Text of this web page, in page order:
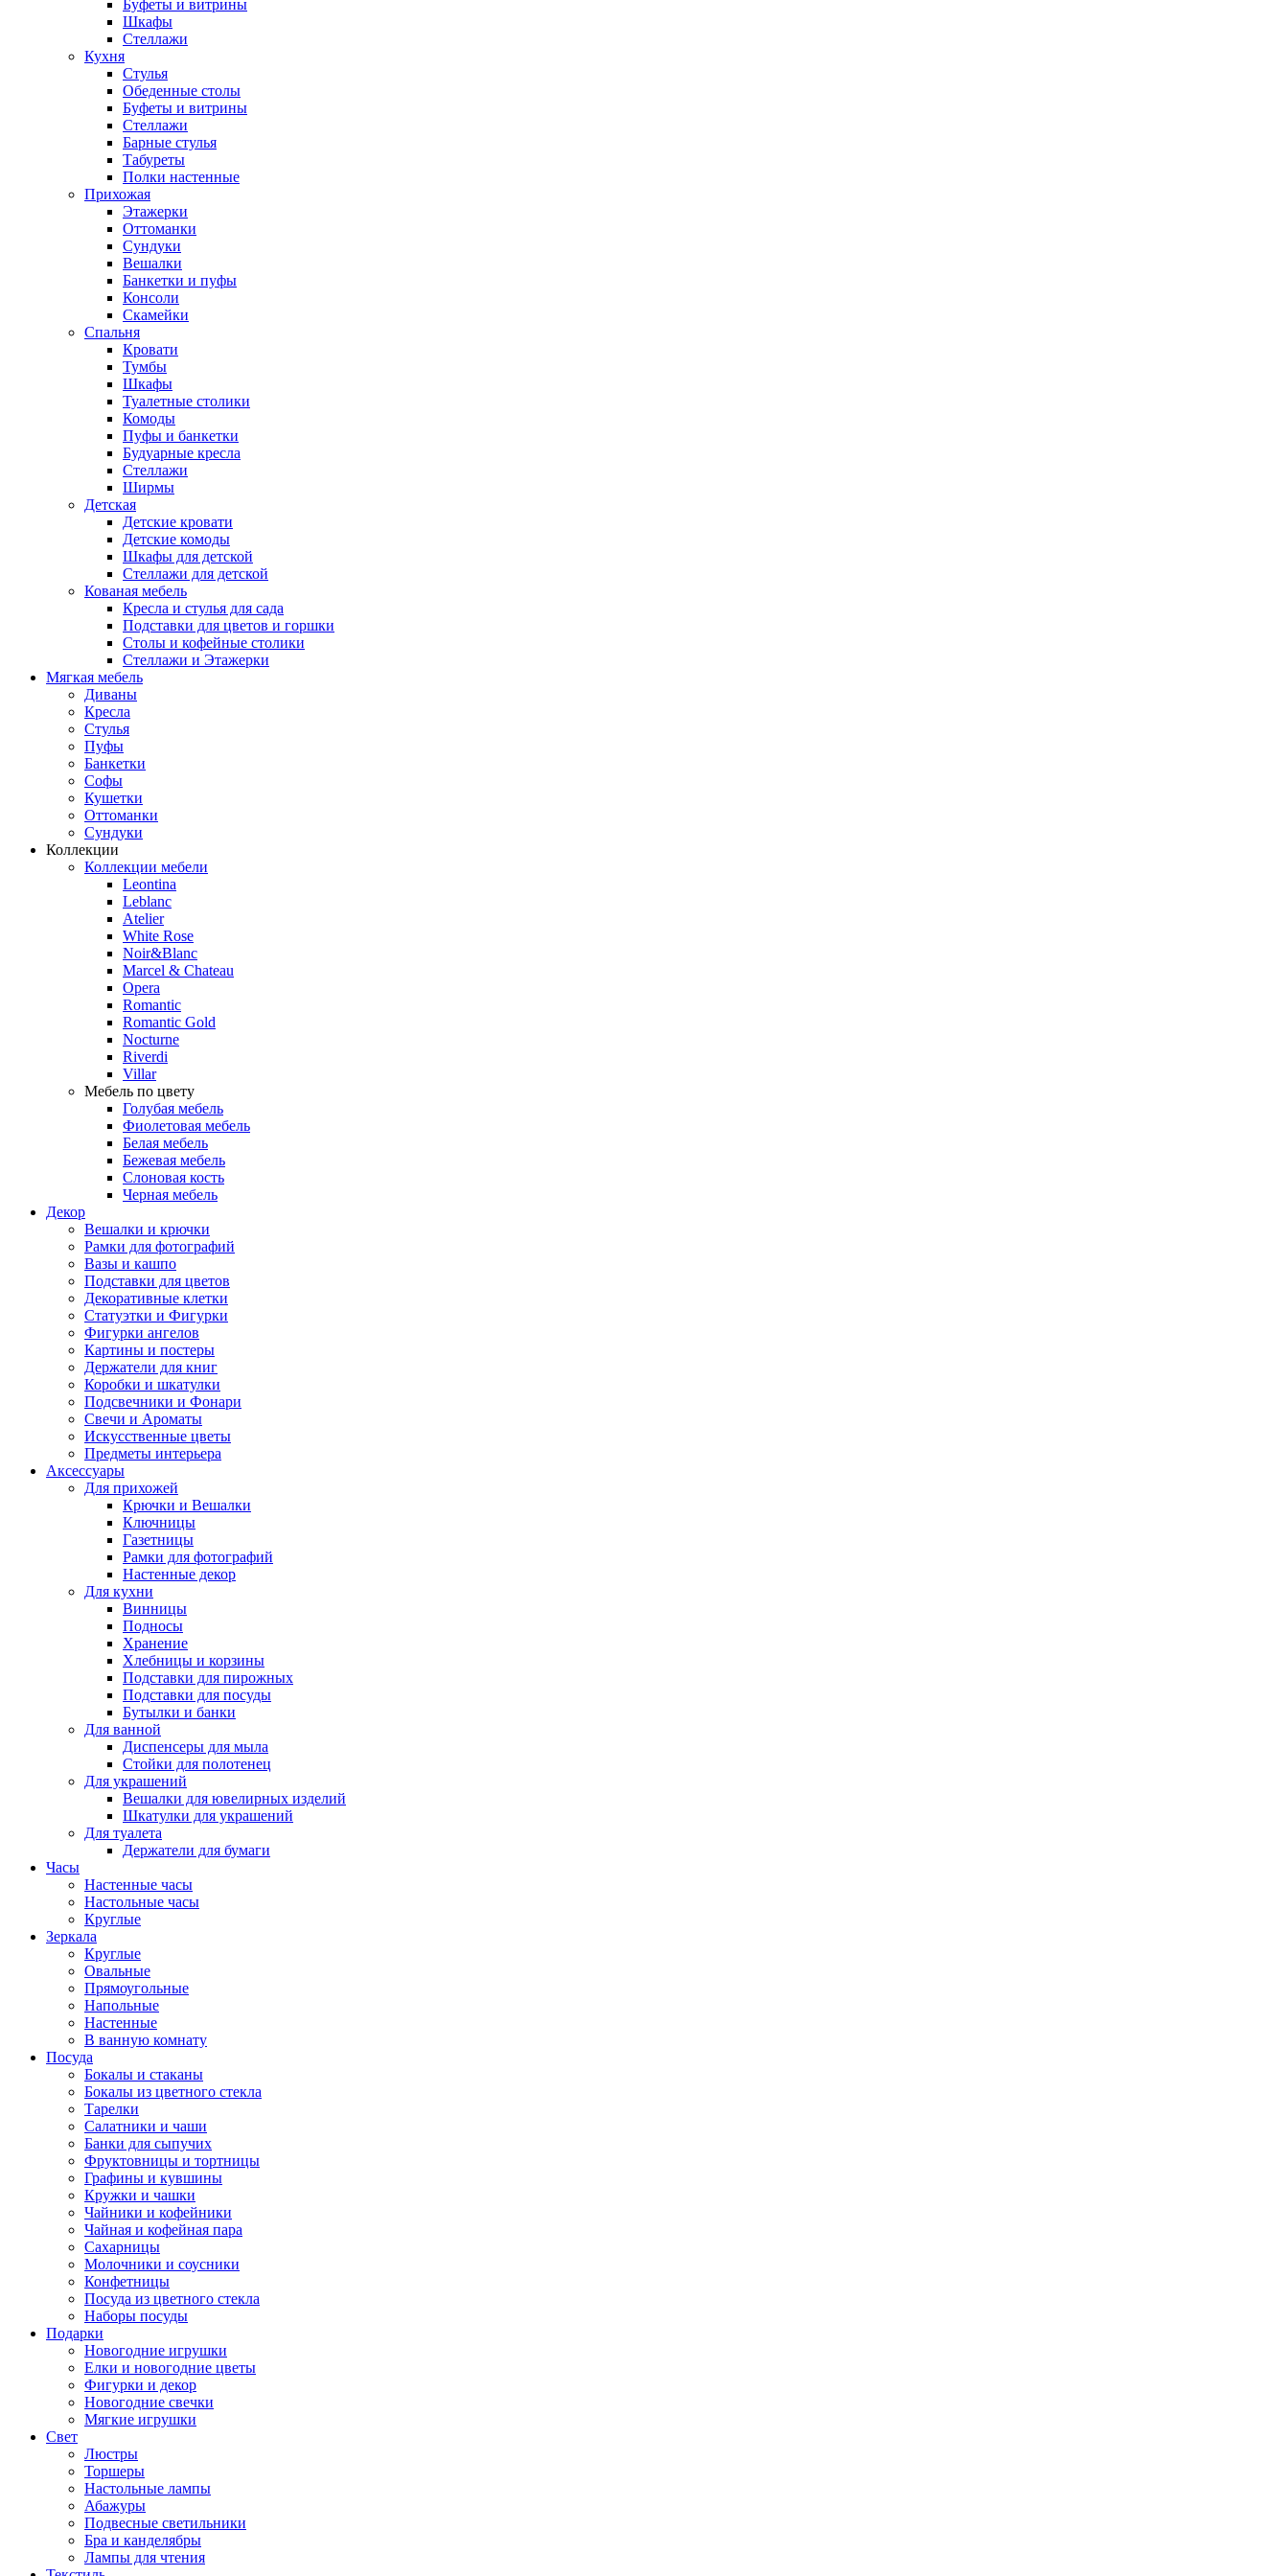
Буфеты и витрины
Шкафы
Стеллажи
Кухня
Стулья
Обеденные столы
Буфеты и витрины
Стеллажи
Барные стулья
Табуреты
Полки настенные
Прихожая
Этажерки
Оттоманки
Сундуки
Вешалки
Банкетки и пуфы
Консоли
Скамейки
Спальня
Кровати
Тумбы
Шкафы
Туалетные столики
Комоды
Пуфы и банкетки
Будуарные кресла
Стеллажи
Ширмы
Детская
Детские кровати
Детские комоды
Шкафы для детской
Стеллажи для детской
Кованая мебель
Кресла и стулья для сада
Подставки для цветов и горшки
Столы и кофейные столики
Стеллажи и Этажерки
Мягкая мебель
Диваны
Кресла
Стулья
Пуфы
Банкетки
Софы
Кушетки
Оттоманки
Сундуки
Коллекции
Коллекции мебели
Leontina
Leblanc
Аtelier
White Rose
Noir&Blanc
Marcel & Chateau
Opera
Romantic
Romantic Gold
Nocturne
Riverdi
Villar
Мебель по цвету
Голубая мебель
Фиолетовая мебель
Белая мебель
Бежевая мебель
Слоновая кость
Черная мебель
Декор
Вешалки и крючки
Рамки для фотографий
Вазы и кашпо
Подставки для цветов
Декоративные клетки
Статуэтки и Фигурки
Фигурки ангелов
Картины и постеры
Держатели для книг
Коробки и шкатулки
Подсвечники и Фонари
Свечи и Ароматы
Искусственные цветы
Предметы интерьера
Аксессуары
Для прихожей
Крючки и Вешалки
Ключницы
Газетницы
Рамки для фотографий
Настенные декор
Для кухни
Винницы
Подносы
Хранение
Хлебницы и корзины
Подставки для пирожных
Подставки для посуды
Бутылки и банки
Для ванной
Диспенсеры для мыла
Стойки для полотенец
Для украшений
Вешалки для ювелирных изделий
Шкатулки для украшений
Для туалета
Держатели для бумаги
Часы
Настенные часы
Настольные часы
Круглые
Зеркала
Круглые
Овальные
Прямоугольные
Напольные
Настенные
В ванную комнату
Посуда
Бокалы и стаканы
Бокалы из цветного стекла
Тарелки
Салатники и чаши
Банки для сыпучих
Фруктовницы и тортницы
Графины и кувшины
Кружки и чашки
Чайники и кофейники
Чайная и кофейная пара
Сахарницы
Молочники и соусники
Конфетницы
Посуда из цветного стекла
Наборы посуды
Подарки
Новогодние игрушки
Елки и новогодние цветы
Фигурки и декор
Новогодние свечки
Мягкие игрушки
Свет
Люстры
Торшеры
Настольные лампы
Абажуры
Подвесные светильники
Бра и канделябры
Лампы для чтения